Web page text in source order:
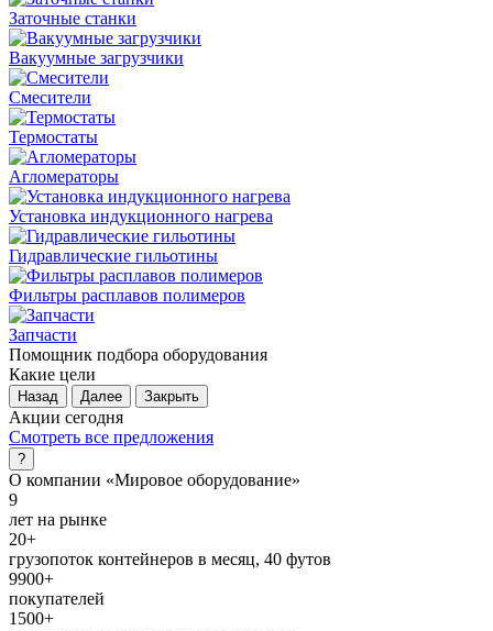
Заточные станки
Вакуумные загрузчики
Смесители
Термостаты
Агломераторы
Установка индукционного нагрева
Гидравлические гильотины
Фильтры расплавов полимеров
Запчасти
Помощник подбора оборудования
Какие цели
Назад Далее Закрыть
Акции сегодня
Смотреть все предложения
?
О компании «Мировое оборудование»
9
лет на рынке
20+
грузопоток контейнеров в месяц, 40 футов
9900+
покупателей
1500+